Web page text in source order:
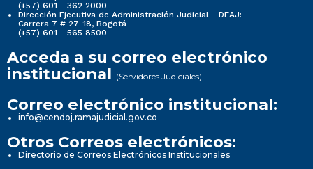
(+57) 601 - 362 2000
Dirección Ejecutiva de Administración Judicial - DEAJ:
Carrera 7 # 27-18, Bogotá
(+57) 601 - 565 8500
Acceda a su correo electrónico
institucional (Servidores Judiciales)
Correo electrónico institucional:
info@cendoj.ramajudicial.gov.co
Otros Correos electrónicos:
Directorio de Correos Electrónicos Institucionales